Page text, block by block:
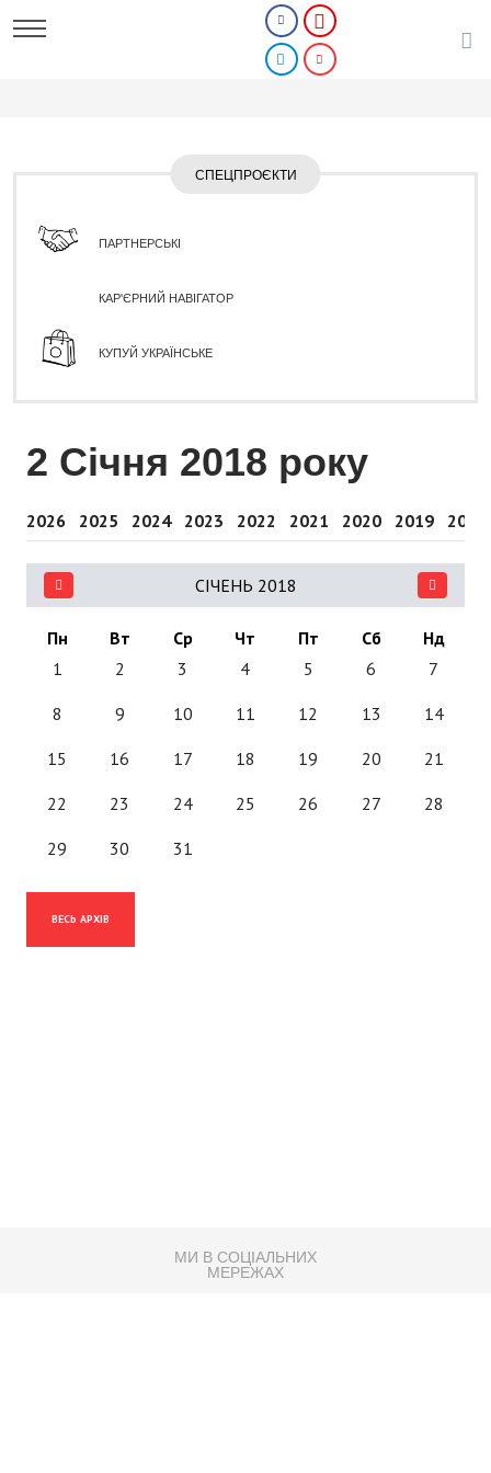
СПЕЦПРОЄКТИ
ПАРТНЕРСЬКІ
КАР'ЄРНИЙ НАВІГАТОР
КУПУЙ УКРАЇНСЬКЕ
2 Січня 2018 року
2026 2025 2024 2023 2022 2021 2020 2019 2018
СІЧЕНЬ 2018
Пн Вт Ср Чт Пт Сб
Нд
1
2 3 4 5 6 7
8 9 10 11 12 13 14
15 16 17 18 19 20 21
22 23 24 25 26 27 28
29 30 31
ВЕСЬ АРХІВ
МИ В СОЦІАЛЬНИХ
МЕРЕЖАХ